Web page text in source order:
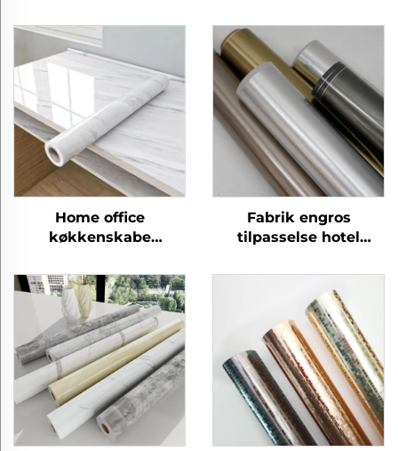
Home office
køkkenskabe
beskyttelsesfilm petg
møbler dekorative
marmorfilm
Fabrik engros
tilpasselse hotel
møbler dekorative
børstede metalfilm til
MDF laminering væg
panel